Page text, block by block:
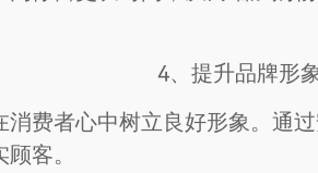
4、提升品牌形
费者心中树立良好形象。通
客。